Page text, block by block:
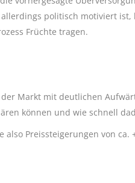
politisch motiviert
Früchte tragen.
Markt mit deutlichen
können und wie schnell
Preissteigerungen von ca.